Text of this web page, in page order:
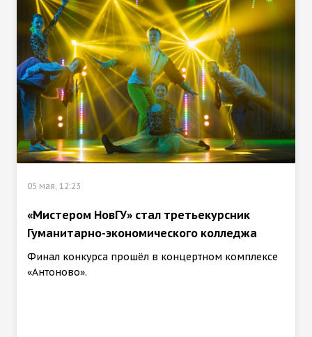
05 мая, 12:23
«Мистером НовГУ» стал третьекурсник
Гуманитарно-экономического колледжа
Финал конкурса прошёл в концертном комплексе
«Антоново».